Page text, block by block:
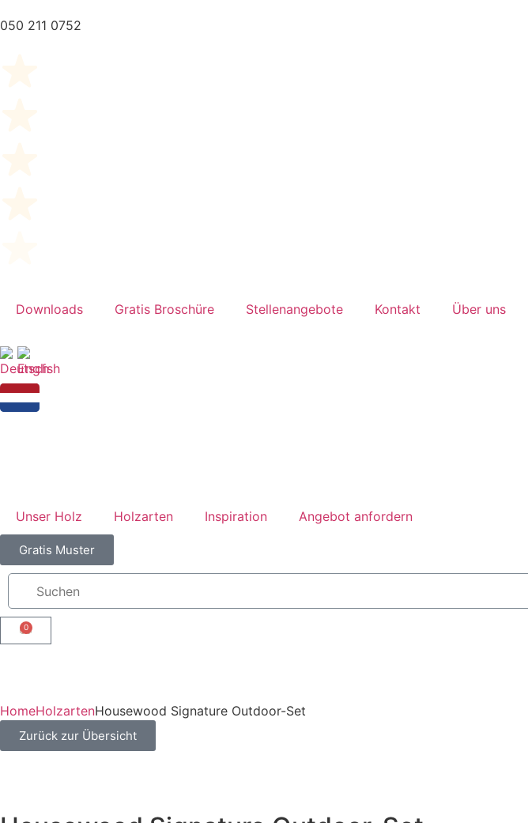
050 211 0752
Downloads Gratis Broschüre Stellenangebote Kontakt Über uns
Unser Holz Holzarten Inspiration Angebot anfordern
Gratis Muster
0
HomeHolzartenHousewood Signature Outdoor-Set
Zurück zur Übersicht